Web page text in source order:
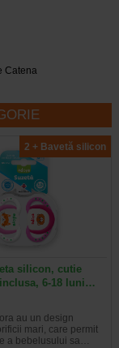
Catena
2 + Bavetă silicon
silicon, cutie
6-18 luni…
au un design
mari, care permit
a bebelusului sa…